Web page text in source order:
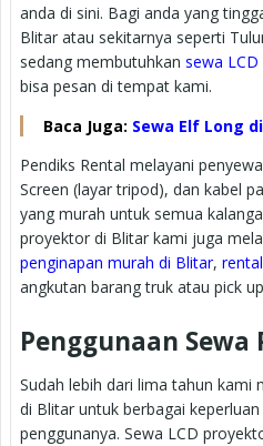
anda di sini. Bagi anda yang
Blitar atau sekitarnya seperti
sedang membutuhkan sewa
bisa pesan di tempat kami.
Baca Juga: Sewa Elf Long
Pendiks Rental melayani
Screen (layar tripod), dan kabel
yang murah untuk semua
proyektor di Blitar kami juga
penginapan murah di Blitar,
angkutan barang truk atau pick
Penggunaan
Sudah lebih dari lima tahun kami
di Blitar untuk berbagai
penggunanya. Sewa LCD